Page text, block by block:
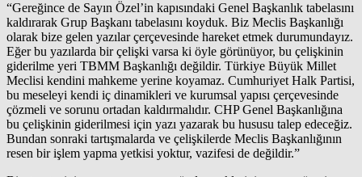
“Gereğince de Sayın Özel’in kapısındaki Genel Başkanlık tabelasını
kaldırarak Grup Başkanı tabelasını koyduk. Biz Meclis Başkanlığı
olarak bize gelen yazılar çerçevesinde hareket etmek durumundayız.
Eğer bu yazılarda bir çelişki varsa ki öyle görünüyor, bu çelişkinin
giderilme yeri TBMM Başkanlığı değildir. Türkiye Büyük Millet
Meclisi kendini mahkeme yerine koyamaz. Cumhuriyet Halk Partisi,
bu meseleyi kendi iç dinamikleri ve kurumsal yapısı çerçevesinde
çözmeli ve sorunu ortadan kaldırmalıdır. CHP Genel Başkanlığına
bu çelişkinin giderilmesi için yazı yazarak bu hususu talep edeceğiz.
Bundan sonraki tartışmalarda ve çelişkilerde Meclis Başkanlığının
resen bir işlem yapma yetkisi yoktur, vazifesi de değildir.”